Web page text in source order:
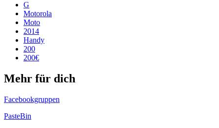
G
Motorola
Moto
2014
Handy
200
200€
Mehr für dich
Facebookgruppen
PasteBin